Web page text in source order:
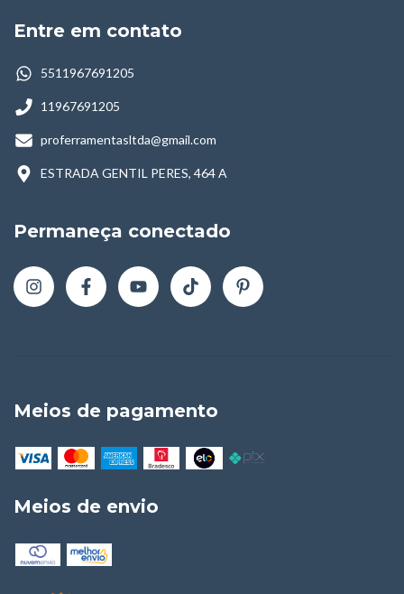
Entre em contato
5511967691205
11967691205
proferramentasltda@gmail.com
ESTRADA GENTIL PERES, 464 A
Permaneça conectado
Meios de pagamento
Meios de envio